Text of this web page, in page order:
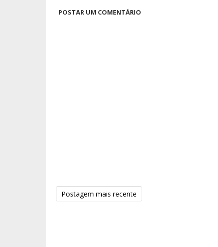
POSTAR UM COMENTÁRIO
Postagem mais recente